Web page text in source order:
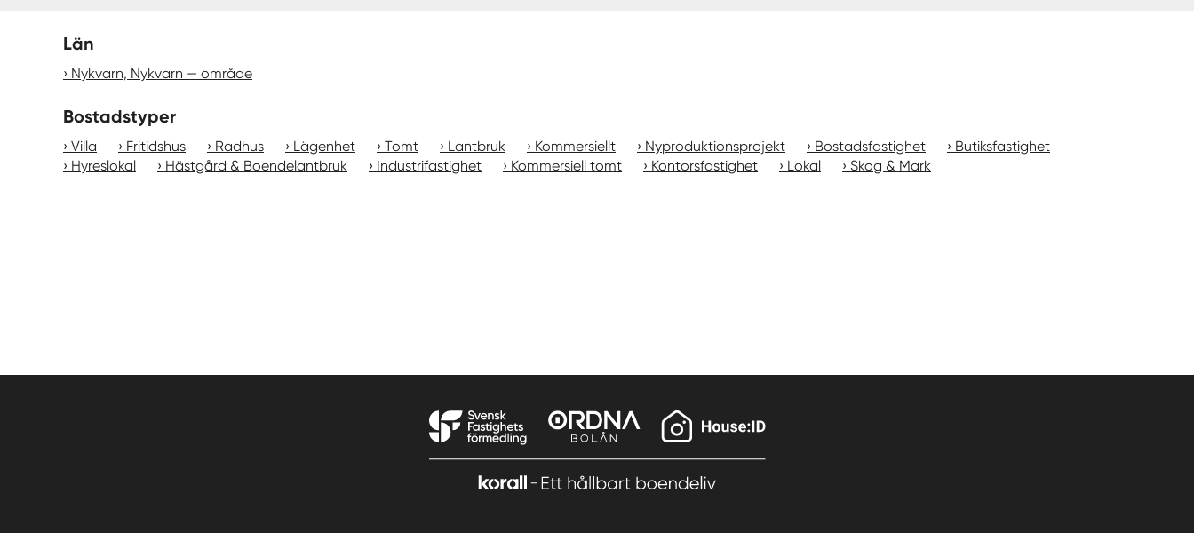
Län
Nykvarn, Nykvarn — område
Bostadstyper
Villa Fritidshus Radhus Lägenhet Tomt Lantbruk Kommersiellt Nyproduktionsprojekt Bostadsfastighet
Butiksfastighet
Hyreslokal
Hästgård & Boendelantbruk Industrifastighet Kommersiell tomt Kontorsfastighet Lokal Skog & Mark